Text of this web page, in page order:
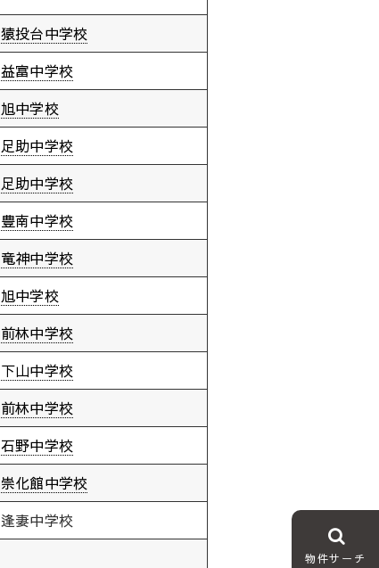
猿投台中学校
益富中学校
旭中学校
足助中学校
足助中学校
豊南中学校
竜神中学校
旭中学校
前林中学校
下山中学校
前林中学校
石野中学校
崇化館中学校
逢妻中学校
物件サーチ